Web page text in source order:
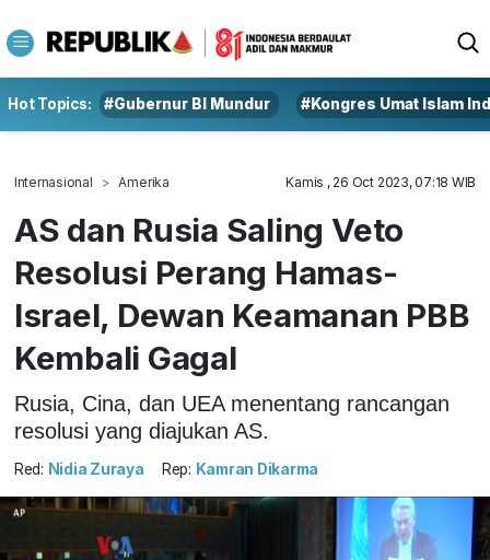
Hot Topics: #Gubernur BI Mundur #Kongres Umat Islam
Internasional Amerika Kamis , 26 Oct 2023, 07:18 WIB
AS dan Rusia Saling Veto
Resolusi Perang Hamas-
Israel, Dewan Keamanan PBB
Kembali Gagal
Rusia, Cina, dan UEA menentang rancangan
resolusi yang diajukan AS.
Red: Nidia Zuraya Rep: Kamran Dikarma